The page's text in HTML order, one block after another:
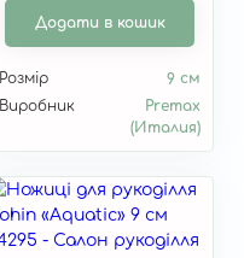
Додати в кошик
Розмір
9 см
Виробник
Premax
(Италия)